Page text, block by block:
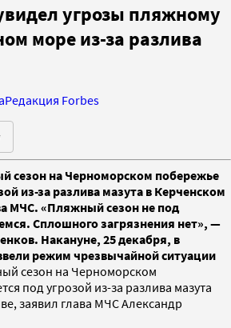
угрозы пляжному
море из-за разлива
Редакция Forbes
сезон на Черноморском побережье
из-за разлива мазута в Керченском
МЧС. «Пляжный сезон не под
Сплошного загрязнения нет», —
Накануне, 25 декабря, в
режим чрезвычайной ситуации
сезон на Черноморском
под угрозой из-за разлива мазута
заявил глава МЧС Александр